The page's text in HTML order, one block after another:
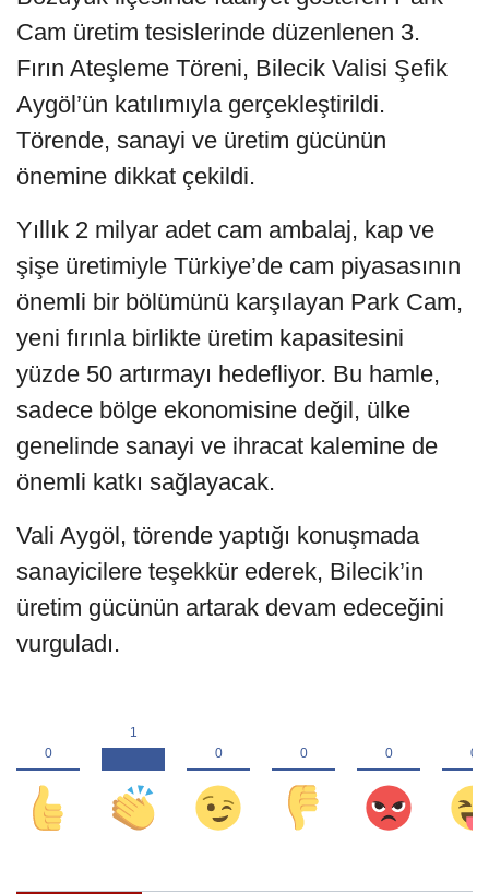
Cam üretim tesislerinde düzenlenen 3.
Fırın Ateşleme Töreni, Bilecik Valisi Şefik
Aygöl’ün katılımıyla gerçekleştirildi.
Törende, sanayi ve üretim gücünün
önemine dikkat çekildi.
Yıllık 2 milyar adet cam ambalaj, kap ve
şişe üretimiyle Türkiye’de cam piyasasının
önemli bir bölümünü karşılayan Park Cam,
yeni fırınla birlikte üretim kapasitesini
yüzde 50 artırmayı hedefliyor. Bu hamle,
sadece bölge ekonomisine değil, ülke
genelinde sanayi ve ihracat kalemine de
önemli katkı sağlayacak.
Vali Aygöl, törende yaptığı konuşmada
sanayicilere teşekkür ederek, Bilecik’in
üretim gücünün artarak devam edeceğini
vurguladı.